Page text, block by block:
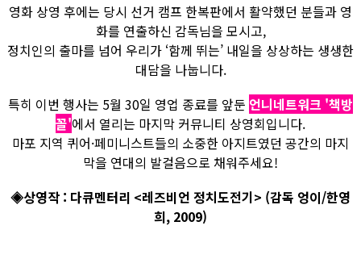
영화 상영 후에는 당시 선거 캠프 한복판에서 활약했던 분들과 영
화를 연출하신 감독님을 모시고,
정치인의 출마를 넘어 우리가 ‘함께 뛰는’ 내일을 상상하는 생생한
대담을 나눕니다.
특히 이번 행사는 5월 30일 영업 종료를 앞둔 언니네트워크 '책방
꼴'에서 열리는 마지막 커뮤니티 상영회입니다.
마포 지역 퀴어·페미니스트들의 소중한 아지트였던 공간의 마지
막을 연대의 발걸음으로 채워주세요!
◈상영작 : 다큐멘터리 <레즈비언 정치도전기> (감독 엉이/한영
희, 2009)